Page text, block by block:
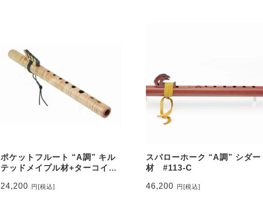
ポケットフルート “A調” キル
テッドメイプル材+ターコイズ
24,200 円[税込]
スパローホーク “A調” シダー
材 #113-C
46,200 円[税込]